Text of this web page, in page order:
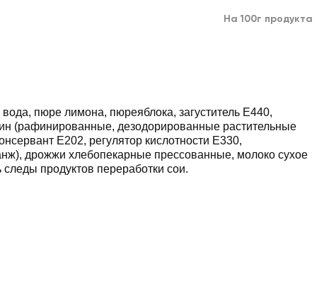
На 100г продукта
пюре лимона, пюреяблока, загуститель Е440,
(рафинированные, дезодорированные растительные
Е202, регулятор кислотности Е330,
дрожжи хлебопекарные прессованные, молоко сухое
продуктов переработки сои.